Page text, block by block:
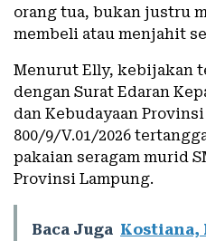
orang tua, bukan justru
membeli atau menjahit
Menurut Elly, kebijakan
dengan Surat Edaran
dan Kebudayaan
800/9/V.01/2026
pakaian seragam murid
Provinsi Lampung.
Baca Juga Kostiana,